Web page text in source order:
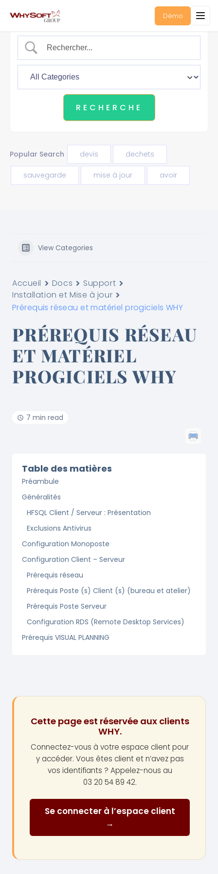
Démo
Popular Search devis dechets
sauvegarde mise à jour avoir
View Categories
Accueil Docs
Support
Installation et Mise à jour
Prérequis réseau et matériel progiciels WHY
PRÉREQUIS RÉSEAU
ET MATÉRIEL
PROGICIELS WHY
7 min read
Table des matières
Préambule
Généralités
HFSQL Client / Serveur : Présentation
Exclusions Antivirus
Configuration Monoposte
Configuration Client – Serveur
Prérequis réseau
Prérequis Poste (s) Client (s) (bureau et atelier)
Prérequis Poste Serveur
Configuration RDS (Remote Desktop Services)
Prérequis VISUAL PLANNING
Cette page est réservée aux clients
WHY.
Connectez-vous à votre espace client pour
y accéder. Vous êtes client et n’avez pas
vos identifiants ? Appelez-nous au
03 20 54 89 42.
Se connecter à l’espace client
→